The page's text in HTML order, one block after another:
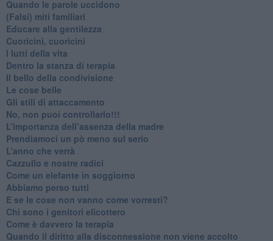
​Quando le parole uccidono
​(Falsi) miti familiari
​Educare alla gentilezza
​Cuoricini, cuoricini
I lutti della vita
​Dentro la stanza di terapia
​Il bello della condivisione
Le cose belle
​Gli stili di attaccamento
No, non puoi controllarlo!!!
​L’importanza dell’assenza della madre
​Prendiamoci un pò meno sul serio
​L’anno che verrà
​Cazzullo e nostre radici
​Come un elefante in soggiorno
​Abbiamo perso tutti
E se le cose non vanno come vorresti?
​Chi sono i genitori elicottero
Come è davvero la terapia
Quando il diritto alla disconnessione non viene accolto